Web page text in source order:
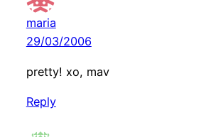
maria
29/03/2006
pretty! xo, mav
Reply